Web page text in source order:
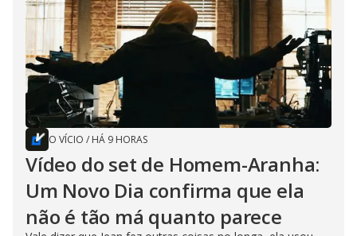
O VÍCIO / HÁ 9 HORAS
Vídeo do set de Homem-Aranha:
Um Novo Dia confirma que ela
não é tão má quanto parece